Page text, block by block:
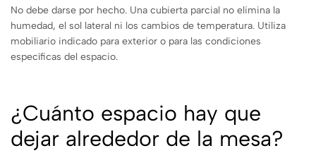
No debe darse por hecho. Una cubierta parcial no elimina la
humedad, el sol lateral ni los cambios de temperatura. Utiliza
mobiliario indicado para exterior o para las condiciones
específicas del espacio.
¿Cuánto espacio hay que
dejar alrededor de la mesa?